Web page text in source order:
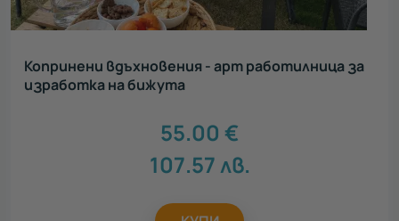
Копринени вдъхновения - арт работилница за
изработка на бижута
55.00 €
107.57лв.